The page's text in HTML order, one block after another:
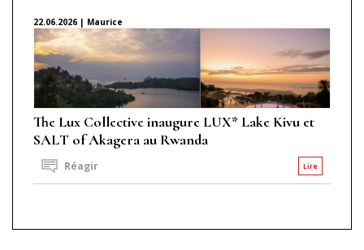
22.06.2026 | Maurice
The Lux Collective inaugure LUX* Lake Kivu et
SALT of Akagera au Rwanda
Lire
Réagir